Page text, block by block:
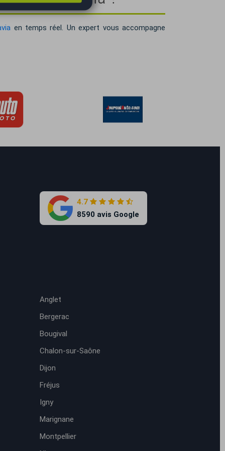
en temps réel. Un expert vous accompagne
4.7
8590 avis Google
Anglet
Bergerac
Bougival
Chalon-sur-Saône
Dijon
Fréjus
Igny
Marignane
Montpellier